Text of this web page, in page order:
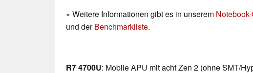
» Weitere Informationen gibt es in unserem
und derBenchmarkliste.
R7 4700U: Mobile APU mit acht Zen 2 (ohne SMT/